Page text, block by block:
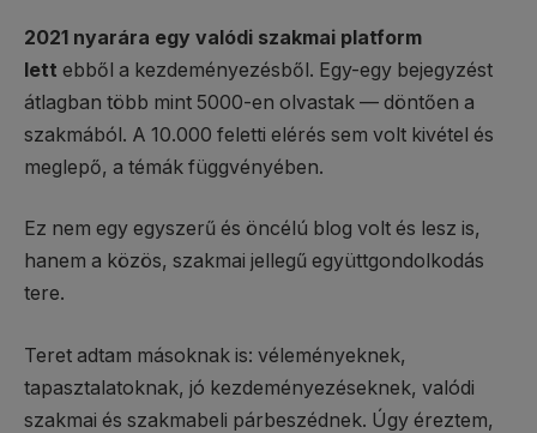
2021 nyarára egy valódi szakmai platform
lett ebből a kezdeményezésből. Egy-egy bejegyzést
átlagban több mint 5000-en olvastak — döntően a
szakmából. A 10.000 feletti elérés sem volt kivétel és
meglepő, a témák függvényében.
Ez nem egy egyszerű és öncélú blog volt és lesz is,
hanem a közös, szakmai jellegű együttgondolkodás
tere.
Teret adtam másoknak is: véleményeknek,
tapasztalatoknak, jó kezdeményezéseknek, valódi
szakmai és szakmabeli párbeszédnek. Úgy éreztem,